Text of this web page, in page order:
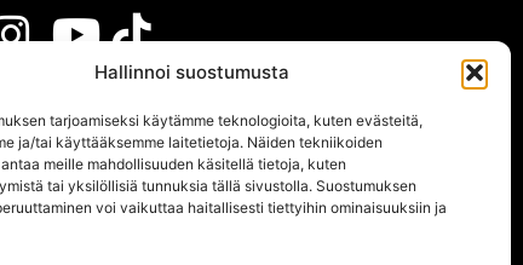
Hallinnoi suostumusta
tarjoamiseksi käytämme teknologioita, kuten evästeitä,
ja/tai käyttääksemme laitetietoja. Näiden tekniikoiden
meille mahdollisuuden käsitellä tietoja, kuten
tai yksilöllisiä tunnuksia tällä sivustolla. Suostumuksen
voi vaikuttaa haitallisesti tiettyihin ominaisuuksiin ja
Tilaa nyt